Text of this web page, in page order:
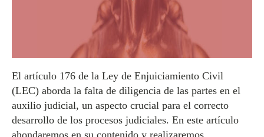
El artículo 176 de la Ley de Enjuiciamiento Civil
(LEC) aborda la falta de diligencia de las partes en el
auxilio judicial, un aspecto crucial para el correcto
desarrollo de los procesos judiciales. En este artículo
ahondaremos en su contenido y realizaremos